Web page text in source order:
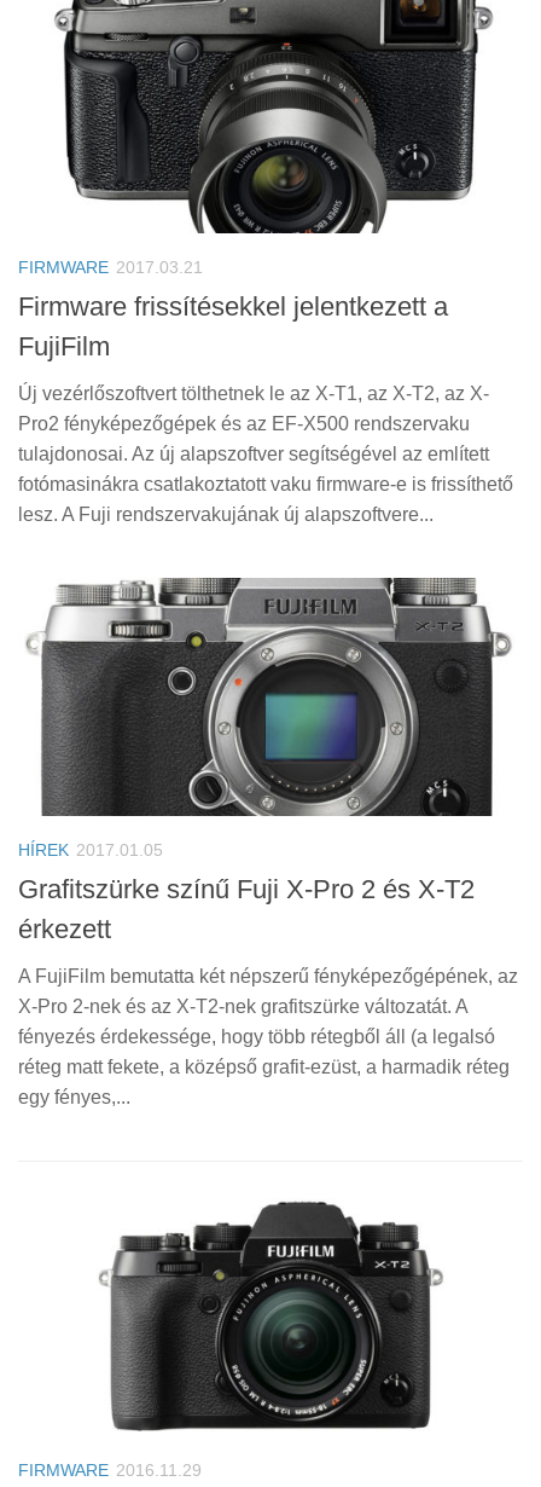
FIRMWARE 2017.03.21
Firmware frissítésekkel jelentkezett a
FujiFilm
Új vezérlőszoftvert tölthetnek le az X-T1, az X-T2, az X-
Pro2 fényképezőgépek és az EF-X500 rendszervaku
tulajdonosai. Az új alapszoftver segítségével az említett
fotómasinákra csatlakoztatott vaku firmware-e is frissíthető
lesz. A Fuji rendszervakujának új alapszoftvere...
HÍREK 2017.01.05
Grafitszürke színű Fuji X-Pro 2 és X-T2
érkezett
A FujiFilm bemutatta két népszerű fényképezőgépének, az
X-Pro 2-nek és az X-T2-nek grafitszürke változatát. A
fényezés érdekessége, hogy több rétegből áll (a legalsó
réteg matt fekete, a középső grafit-ezüst, a harmadik réteg
egy fényes,...
FIRMWARE 2016.11.29